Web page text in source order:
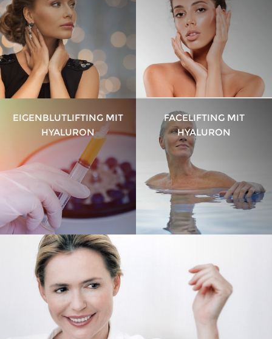
EIGENBLUTLIFTING MIT
HYALURON
FACELIFTING MIT
HYALURON